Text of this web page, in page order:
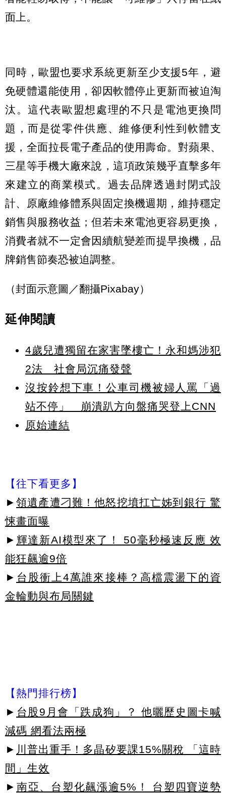
面上。
同時，歐盟也要求系統更新至少支援5年，避
免硬體還能使用，卻因軟體停止更新而被迫淘
汰。這代表歐盟想處理的不只是電池更換問
題，而是從零件供應、維修便利性到軟體支
援，全面拉長電子產品的使用壽命。對蘋果、
三星等手機大廠來說，這項政策幾乎直擊多年
來建立的商業模式。過去品牌透過封閉式設
計、原廠維修體系與固定換機週期，維持穩定
銷售與服務收益；但若未來電池更容易更換，
消費者就不一定會因續航變差而提早換機，品
牌銷售節奏恐被迫調整。
（封面示意圖／翻攝Pixabay）
延伸閱讀
4歲兒遭獨留在家害墜樓亡！永和媽涉犯
2法 社會局沉痛發聲
沒按鈴想下車！公車司機被婦人罵「過
站不停」 崩潰趴方向盤痛哭登上CNN
原始連結
【往下看更多】
► 領遺產遭刁難！他怒挖墳扛亡姊到銀行 驚
悚畫面曝
► 輝達新AI模型來了！ 50毫秒極速反應 效
能狂飆逾9倍
► 台股衝上4萬誰來接棒？高檔震盪下的資
金輪動與布局關鍵
【熱門排行榜】
► 台股9月會「跌成狗」？ 他曬歷史圖卡喊
減碼 網看法兩極
► 川普出重手！多晶矽要課15%關稅 「這時
間」生效
► 南亞、台塑化飆漲逾5%！ 台塑四寶逆勢